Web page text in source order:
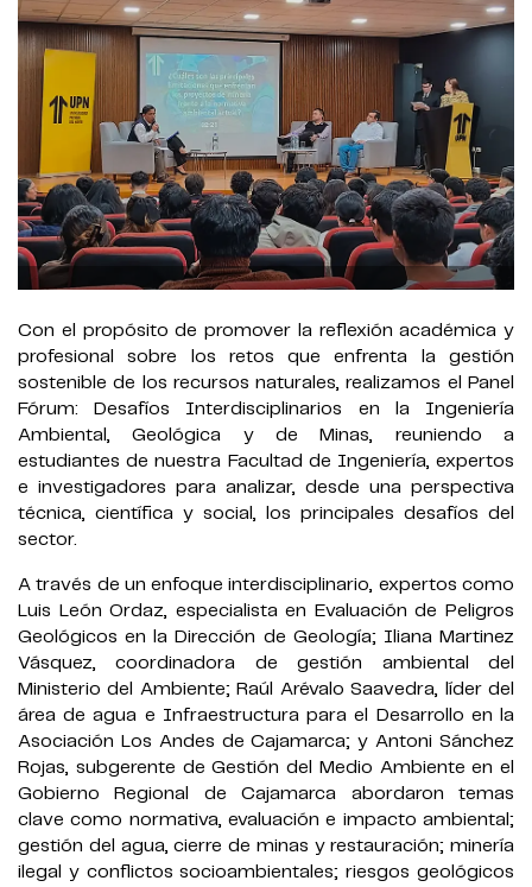
Con el propósito de promover la reflexión académica y
profesional sobre los retos que enfrenta la gestión
sostenible de los recursos naturales, realizamos el Panel
Fórum: Desafíos Interdisciplinarios en la Ingeniería
Ambiental, Geológica y de Minas, reuniendo a
estudiantes de nuestra Facultad de Ingeniería, expertos
e investigadores para analizar, desde una perspectiva
técnica, científica y social, los principales desafíos del
sector.
A través de un enfoque interdisciplinario, expertos como
Luis León Ordaz, especialista en Evaluación de Peligros
Geológicos en la Dirección de Geología; Iliana Martinez
Vásquez, coordinadora de gestión ambiental del
Ministerio del Ambiente; Raúl Arévalo Saavedra, líder del
área de agua e Infraestructura para el Desarrollo en la
Asociación Los Andes de Cajamarca; y Antoni Sánchez
Rojas, subgerente de Gestión del Medio Ambiente en el
Gobierno Regional de Cajamarca abordaron temas
clave como normativa, evaluacióne impacto ambiental;
gestión del agua, cierre de minas y restauración; minería
ilegal y conflictos socioambientales; riesgos geológicos